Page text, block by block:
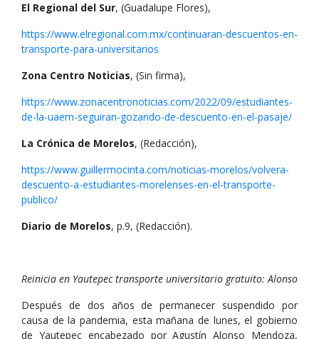
El Regional del Sur, (Guadalupe Flores),
https://www.elregional.com.mx/continuaran-descuentos-en-
transporte-para-universitarios
Zona Centro Noticias, (Sin firma),
https://www.zonacentronoticias.com/2022/09/estudiantes-
de-la-uaem-seguiran-gozando-de-descuento-en-el-pasaje/
La Crónica de Morelos, (Redacción),
https://www.guillermocinta.com/noticias-morelos/volvera-
descuento-a-estudiantes-morelenses-en-el-transporte-
publico/
Diario de Morelos, p.9, (Redacción).
Reinicia en Yautepec transporte universitario gratuito: Alonso
Después de dos años de permanecer suspendido por
causa de la pandemia, esta mañana de lunes, el gobierno
de Yautepec encabezado por Agustín Alonso Mendoza,